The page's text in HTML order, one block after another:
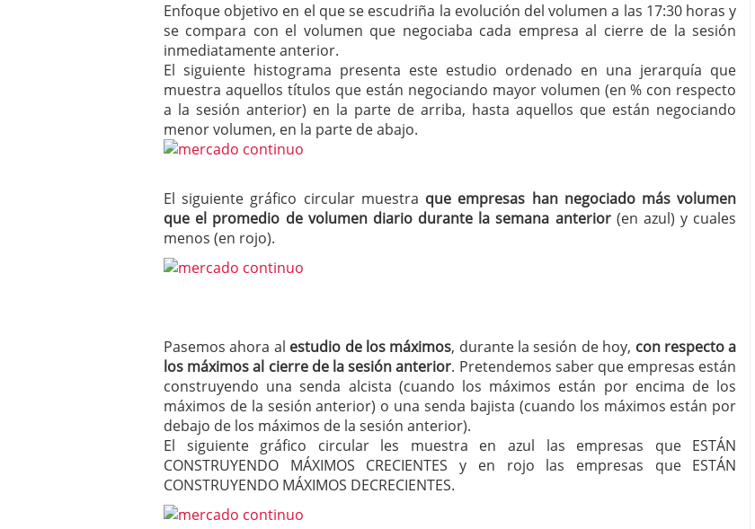
Enfoque objetivo en el que se escudriña la evolución del volumen a las 17:30 horas y
se compara con el volumen que negociaba cada empresa al cierre de la sesión
inmediatamente anterior.
El siguiente histograma presenta este estudio ordenado en una jerarquía que
muestra aquellos títulos que están negociando mayor volumen (en % con respecto
a la sesión anterior) en la parte de arriba, hasta aquellos que están negociando
menor volumen, en la parte de abajo.
El siguiente gráfico circular muestra que empresas han negociado más volumen
que el promedio de volumen diario durante la semana anterior(en azul) y cuales
menos (en rojo).
Pasemos ahora al estudio de los máximos, durante la sesión de hoy, con respecto a
los máximos al cierre de la sesión anterior. Pretendemos saber que empresas están
construyendo una senda alcista (cuando los máximos están por encima de los
máximos de la sesión anterior) o una senda bajista (cuando los máximos están por
debajo de los máximos de la sesión anterior).
El siguiente gráfico circular les muestra en azul las empresas que ESTÁN
CONSTRUYENDO MÁXIMOS CRECIENTES y en rojo las empresas que ESTÁN
CONSTRUYENDO MÁXIMOS DECRECIENTES.